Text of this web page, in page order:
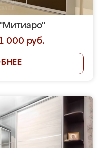
000 руб.